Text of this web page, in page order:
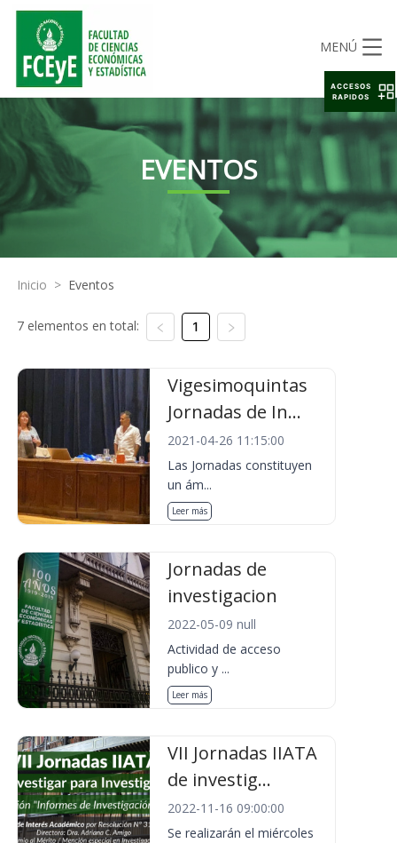
MENÚ
EVENTOS
Inicio > Eventos
7 elementos en total: 1
Vigesimoquintas
Jornadas de In...
2021-04-26 11:15:00
Las Jornadas constituyen
un ám...
Leer más
Jornadas de
investigacion
2022-05-09 null
Actividad de acceso
publico y ...
Leer más
VII Jornadas IIATA
de investig...
2022-11-16 09:00:00
Se realizarán el miércoles
ACCESOS
RAPIDOS